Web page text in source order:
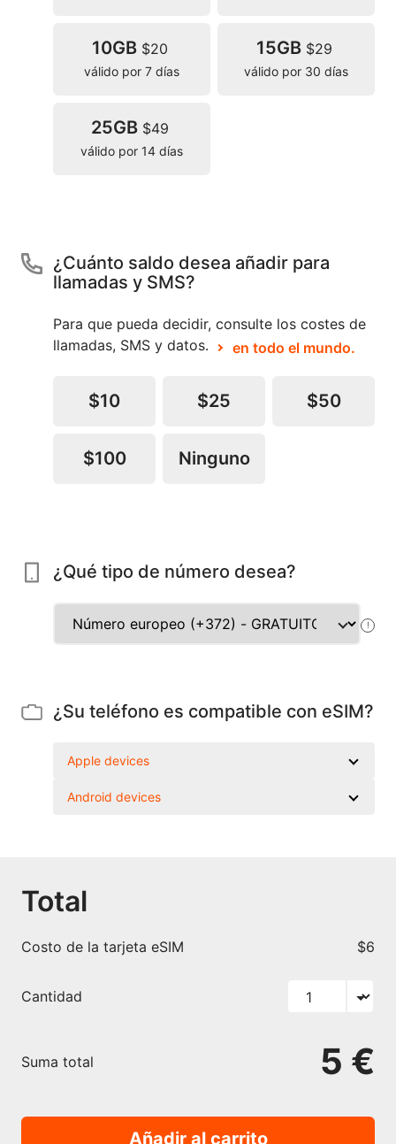
10GB $20
válido por 7 días
15GB $29
válido por 30 días
25GB $49
válido por 14 días
¿Cuánto saldo desea añadir para
llamadas y SMS?
Para que pueda decidir, consulte los costes de
llamadas, SMS y datos.
en todo el mundo.
$10 $25 $50
$100 Ninguno
¿Qué tipo de número desea?
!
¿Su teléfono es compatible con eSIM?
Apple devices
Android devices
Total
Costo de la tarjeta eSIM $6
Cantidad
Suma total 5 €
Añadir al carrito